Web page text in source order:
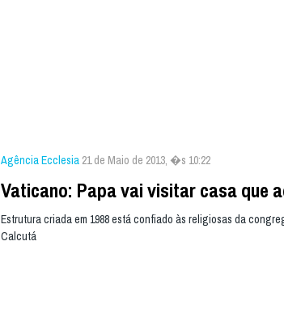
Agência Ecclesia 21 de Maio de 2013, �s 10:22
Vaticano: Papa vai visitar casa que
Estrutura criada em 1988 está confiado às religiosas da
Calcutá